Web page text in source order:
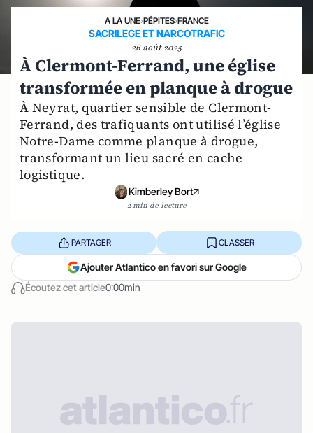
A LA UNE›PÉPITES›FRANCE
SACRILEGE ET NARCOTRAFIC
26 août 2025
À Clermont-Ferrand, une église
transformée en planque à drogue
À Neyrat, quartier sensible de Clermont-
Ferrand, des trafiquants ont utilisé l’église
Notre-Dame comme planque à drogue,
transformant un lieu sacré en cache
logistique.
Kimberley Bort
2 min de lecture
Écoutez cet article0:00min
PARTAGER CLASSER
Ajouter Atlantico en favori sur Google